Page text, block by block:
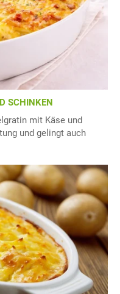
SCHINKEN
mit Käse und
und gelingt auch